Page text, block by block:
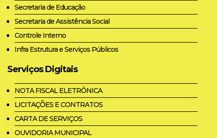
Secretaria de Educação
Secretaria de Assistência Social
Controle Interno
Infra Estrutura e Serviços Públicos
Serviços Digitais
NOTA FISCAL ELETRÔNICA
LICITAÇÕES E CONTRATOS
CARTA DE SERVIÇOS
OUVIDORIA MUNICIPAL